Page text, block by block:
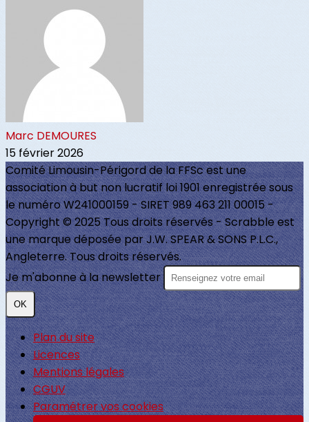
Marc DEMOURES
15 février 2026
Comité Limousin-Périgord de la FFSc est une
association à but non lucratif loi 1901 enregistrée sous
le numéro W241000159 - SIRET 989 463 211 00015 -
Copyright © 2025 Tous droits réservés - Scrabble est
une marque déposée par J.W. SPEAR & SONS P.L.C.,
Angleterre. Tous droits réservés.
Je m'abonne à la newsletter
OK
Plan du site
Licences
Mentions légales
CGUV
Paramétrer vos cookies